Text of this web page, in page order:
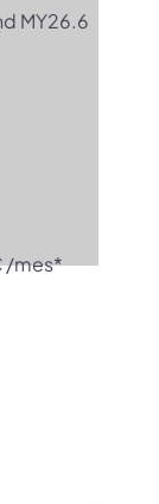
MY26.6
/mes*